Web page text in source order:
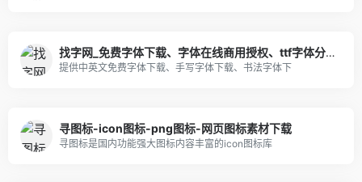
找字网_免费字体下载、字体在线商用授权、ttf字体分享、专业字体网站！
提供中英文免费字体下载、手写字体下载、书法字体下
寻图标-icon图标-png图标-网页图标素材下载
寻图标是国内功能强大图标内容丰富的icon图标库